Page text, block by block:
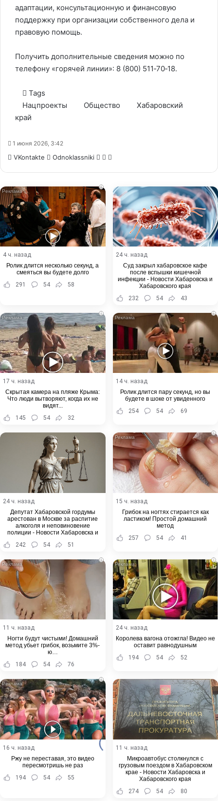
адаптации, консультационную и финансовую
поддержку при организации собственного дела и
правовую помощь.
Получить дополнительные сведения можно по
телефону «горячей линии»: 8 (800) 511‑70‑18.
Tags
Нацпроекты
Общество
Хабаровский
край
1 июня 2026, 3:42
VKontakte Odnoklassniki WhatsApp
Telegram
i
4 ч. назад
Ролик длится несколько секунд, а
смеяться вы будете долго
291
54 58
24 ч. назад
Суд закрыл хабаровское кафе
после вспышки кишечной
инфекции - Новости Хабаровска и
Хабаровского края
232
54 43
i
17 ч. назад
Скрытая камера на пляже Крыма:
Что люди вытворяют, когда их не
видят...
145
54 32
i
14 ч. назад
Ролик длится пару секунд, но вы
будете в шоке от увиденного
254
54 69
24 ч. назад
Депутат Хабаровской гордумы
арестован в Москве за распитие
алкоголя и неповиновение
полиции - Новости Хабаровска и
242 54 51
i
15 ч. назад
Грибок на ногтях стирается как
ластиком! Простой домашний
метод
257
54 41
i
11 ч. назад
Ногти будут чистыми! Домашний
метод убьет грибок, возьмите 3%-
ю…
184
54 76
i
24 ч. назад
Королева вагона отожгла! Видео не
оставит равнодушным
194
54 52
i
16 ч. назад
Ржу не переставая, это видео
пересмотришь не раз
194
54 55
11 ч. назад
Микроавтобус столкнулся с
грузовым поездом в Хабаровском
крае - Новости Хабаровска и
Хабаровского края
274
54 80